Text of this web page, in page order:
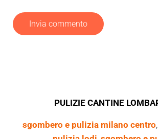
PULIZIE CANTINE
sgombero e pulizia milano centro,